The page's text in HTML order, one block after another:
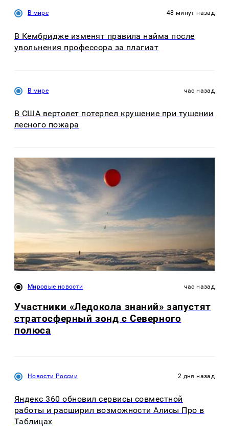
В мире 48 минут назад
В Кембридже изменят правила найма после
увольнения профессора за плагиат
В мире час назад
В США вертолет потерпел крушение при тушении
лесного пожара
Мировые новости час назад
Участники «Ледокола знаний» запустят
стратосферный зонд с Северного
полюса
Новости России 2 дня назад
Яндекс 360 обновил сервисы совместной
работы и расширил возможности Алисы Про в
Таблицах